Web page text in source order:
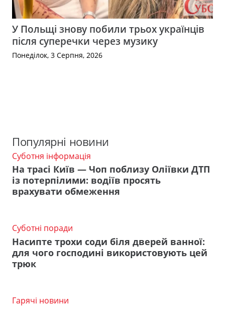
У Польщі знову побили трьох українців
після суперечки через музику
Понеділок, 3 Серпня, 2026
Популярні новини
Суботня інформація
На трасі Київ — Чоп поблизу Оліївки ДТП
із потерпілими: водіїв просять
врахувати обмеження
Суботні поради
Насипте трохи соди біля дверей ванної:
для чого господині використовують цей
трюк
Гарячі новини